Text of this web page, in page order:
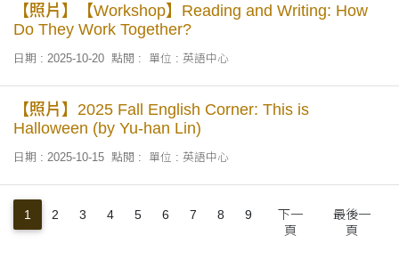
【照片】【Workshop】Reading and Writing: How
Do They Work Together?
日期 : 2025-10-20 點閱 : 單位 : 英語中心
【照片】2025 Fall English Corner: This is
Halloween (by Yu-han Lin)
日期 : 2025-10-15 點閱 : 單位 : 英語中心
1 2 3 4 5 6 7 8 9
下一
頁
最後一
頁